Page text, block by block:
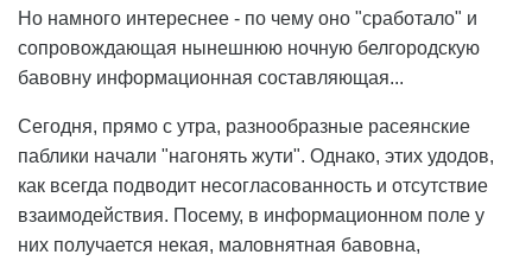
Но намного интереснее - по чему оно "сработало" и
сопровождающая нынешнюю ночную белгородскую
бавовну информационная составляющая...
Сегодня, прямо с утра, разнообразные расеянские
паблики начали "нагонять жути". Однако, этих удодов,
как всегда подводит несогласованность и отсутствие
взаимодействия. Посему, в информационном поле у
них получается некая, маловнятная бавовна,